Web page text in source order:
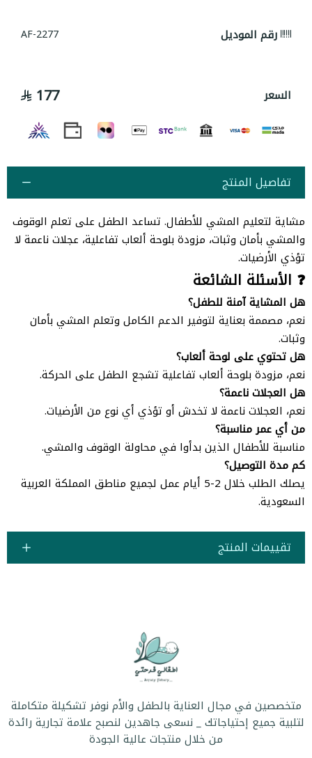
رقم الموديل AF-2277
السعر 177
تفاصيل المنتج
مشاية لتعليم المشي للأطفال. تساعد الطفل على تعلم الوقوف
والمشي بأمان وثبات، مزودة بلوحة ألعاب تفاعلية، عجلات ناعمة لا
تؤذي الأرضيات.
❓ الأسئلة الشائعة
هل المشاية آمنة للطفل؟
نعم، مصممة بعناية لتوفير الدعم الكامل وتعلم المشي بأمان
وثبات.
هل تحتوي على لوحة ألعاب؟
نعم، مزودة بلوحة ألعاب تفاعلية تشجع الطفل على الحركة.
هل العجلات ناعمة؟
نعم، العجلات ناعمة لا تخدش أو تؤذي أي نوع من الأرضيات.
من أي عمر مناسبة؟
مناسبة للأطفال الذين بدأوا في محاولة الوقوف والمشي.
كم مدة التوصيل؟
يصلك الطلب خلال 2-5 أيام عمل لجميع مناطق المملكة العربية
السعودية.
تقييمات المنتج
متخصصين في مجال العناية بالطفل والأم نوفر تشكيلة متكاملة
لتلبية جميع إحتياجاتك _ نسعى جاهدين لنصبح علامة تجارية رائدة
من خلال منتجات عالية الجودة